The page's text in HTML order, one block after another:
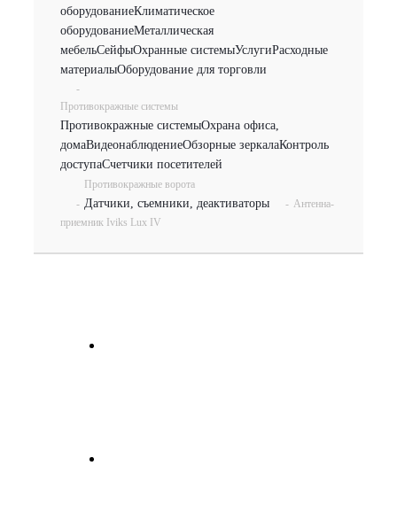
оборудованиеКлиматическое
оборудованиеМеталлическая
мебельСейфыОхранные системыУслугиРасходные
материалыОборудование для торговли
-
Противокражные системы
Противокражные системыОхрана офиса,
домаВидеонаблюдениеОбзорные зеркалаКонтроль
доступаСчетчики посетителей
-
Противокражные ворота
Датчики, съемники, деактиваторы - Антенна-
приемник Iviks Lux IV